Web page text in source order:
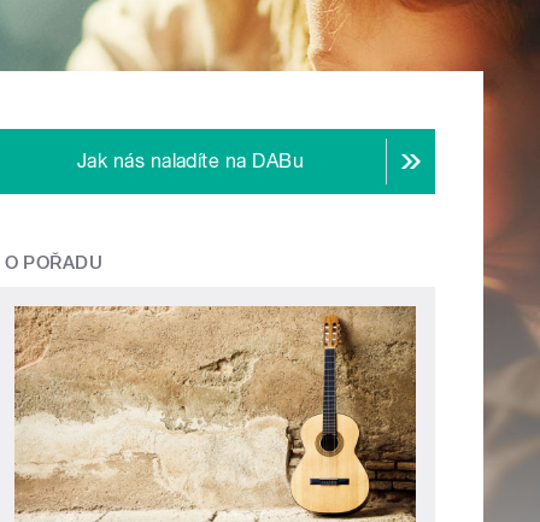
Jak nás naladíte na DABu
O POŘADU